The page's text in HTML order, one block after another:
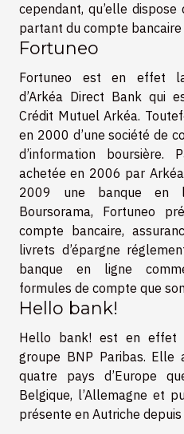
cependant, qu’elle dispose
partant du compte bancaire
Fortuneo
Fortuneo est en effet
d’Arkéa Direct Bank qui
Crédit Mutuel Arkéa.
en 2000 d’une société de
d’information
achetée en 2006 par
2009 une banque en
Boursorama, Fortuneo
compte bancaire,
livrets d’épargne
banque en ligne
formules de compte que
Hello bank!
Hello bank! est en effet
groupe BNP Paribas.
quatre pays d’Europe
Belgique, l’Allemagne et
présente en Autriche depuis